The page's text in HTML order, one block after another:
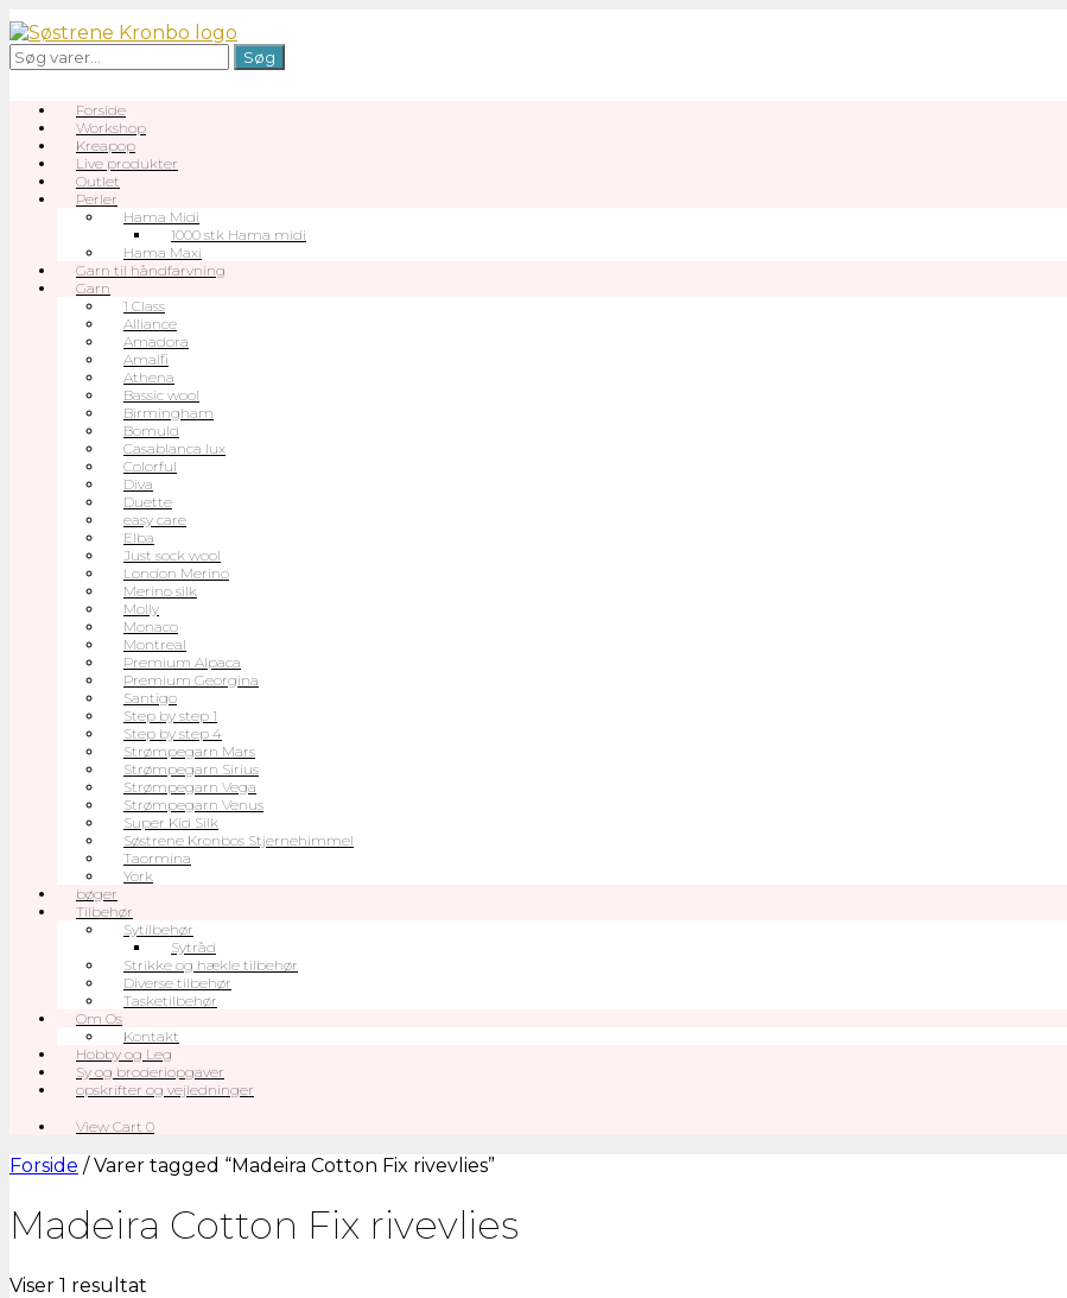
Gå
til
indhold
Søg
efter:
Søg
Forside
Workshop
Kreapop
Live produkter
Outlet
Perler
Hama Midi
1000 stk Hama midi
Hama Maxi
Garn til håndfarvning
Garn
1 Class
Alliance
Amadora
Amalfi
Athena
Bassic wool
Birmingham
Bomuld
Casablanca lux
Colorful
Diva
Duette
easy care
Elba
Just sock wool
London Merino
Merino silk
Molly
Monaco
Montreal
Premium Alpaca
Premium Georgina
Santigo
Step by step 1
Step by step 4
Strømpegarn Mars
Strømpegarn Sirius
Strømpegarn Vega
Strømpegarn Venus
Super Kid Silk
Søstrene Kronbos Stjernehimmel
Taormina
York
bøger
Tilbehør
Sytilbehør
Sytråd
Strikke og hækle tilbehør
Diverse tilbehør
Tasketilbehør
Om Os
Kontakt
Hobby og Leg
Sy og broderiopgaver
opskrifter og vejledninger
View
cart
View Cart 0
Forside / Varer tagged “Madeira Cotton Fix rivevlies”
Madeira Cotton Fix rivevlies
Viser 1 resultat